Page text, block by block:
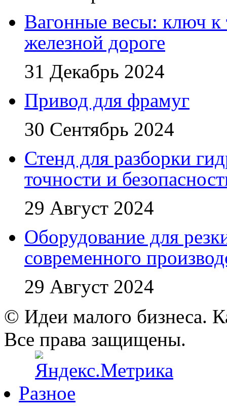
Вагонные весы: ключ к
железной дороге
31 Декабрь 2024
Привод для фрамуг
30 Сентябрь 2024
Стенд для разборки
точности и
29 Август 2024
Оборудование для
современного
29 Август 2024
© Идеи малого бизнеса.
Все права защищены.
Разное